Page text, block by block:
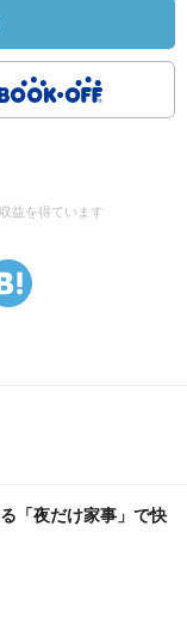
益を得ています
「夜だけ家事」で快